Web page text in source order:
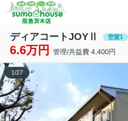
ディアコートJOYⅡ 空室1
6.6万円 管理/共益費 4,400円
1/27